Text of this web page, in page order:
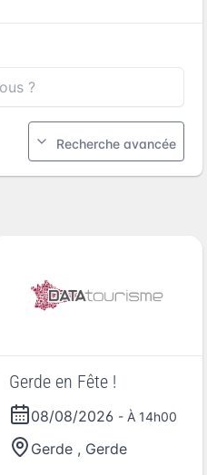
Recherche avancée
Gerde en Fête !
08/08/2026 - À 14h00
Gerde , Gerde